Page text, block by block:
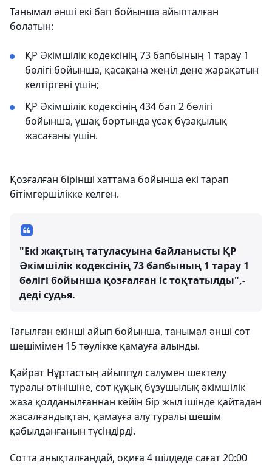
Танымал әнші екі бап бойынша айыпталған
болатын:
ҚР Әкімшілік кодексінің 73 бапбының 1 тарау 1
бөлігі бойынша, қасақана жеңіл дене жарақатын
келтіргені үшін;
ҚР Әкімшілік кодексінің 434 бап 2 бөлігі
бойынша, ұшақ бортында ұсақ бұзақылық
жасағаны үшін.
Қозғалған бірінші хаттама бойынша екі тарап
бітімгершілікке келген.
"Екі жақтың татуласуына байланысты ҚР
Әкімшілік кодексінің 73 бапбының 1 тарау 1
бөлігі бойынша қозғалған іс тоқтатылды",-
деді судья.
Тағылған екінші айып бойынша, танымал әнші сот
шешімімен 15 тәулікке қамауға алынды.
Қайрат Нұртастың айыппұл салумен шектелу
туралы өтінішіне, сот құқық бұзушылық әкімшілік
жаза қолданылғаннан кейін бір жыл ішінде қайтадан
жасалғандықтан, қамауға алу туралы шешім
қабылданғанын түсіндірді.
Сотта анықталғандай, оқиға 4 шілдеде сағат 20:00